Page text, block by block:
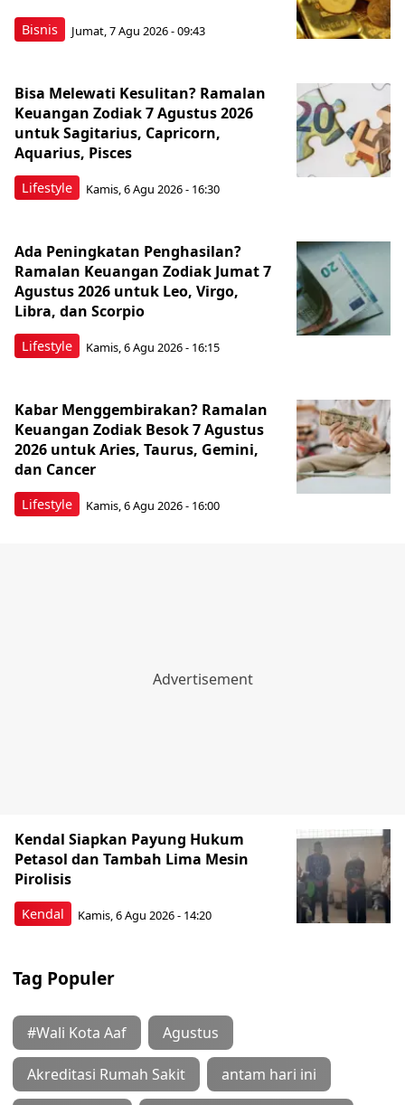
Bisnis Jumat, 7 Agu 2026 - 09:43
Lifestyle
Bisa Melewati Kesulitan? Ramalan
Keuangan Zodiak 7 Agustus 2026
untuk Sagitarius, Capricorn,
Aquarius, Pisces
Kamis, 6 Agu 2026 - 16:30
Lifestyle
Ada Peningkatan Penghasilan?
Ramalan Keuangan Zodiak Jumat 7
Agustus 2026 untuk Leo, Virgo,
Libra, dan Scorpio
Kamis, 6 Agu 2026 - 16:15
Lifestyle
Kabar Menggembirakan? Ramalan
Keuangan Zodiak Besok 7 Agustus
2026 untuk Aries, Taurus, Gemini,
dan Cancer
Kamis, 6 Agu 2026 - 16:00
Kendal
Kendal Siapkan Payung Hukum
Petasol dan Tambah Lima Mesin
Pirolisis
Kamis, 6 Agu 2026 - 14:20
Tag Populer
#Wali Kota Aaf Agustus
Akreditasi Rumah Sakit antam hari ini